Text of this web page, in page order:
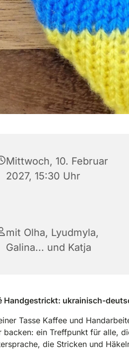
Mittwoch, 10. Februar
2027, 15:30 Uhr
mit Olha, Lyudmyla,
Galina... und Katja
Handgestrickt: ukrainisch-
Tasse Kaffee und
backen: ein Treffpunkt für alle,
die Stricken und